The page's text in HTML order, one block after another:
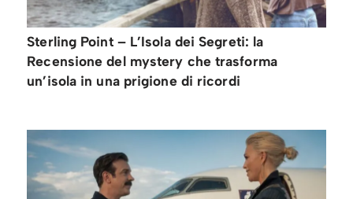
Sterling Point – L’Isola dei Segreti: la
Recensione del mystery che trasforma
un’isola in una prigione di ricordi